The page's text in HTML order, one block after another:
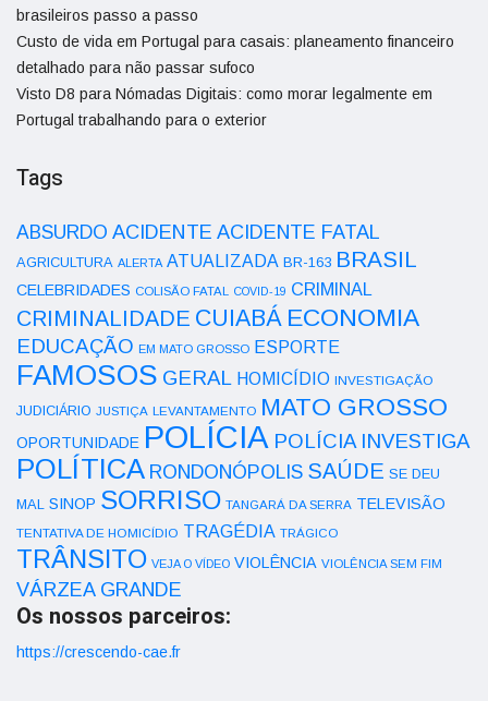
brasileiros passo a passo
Custo de vida em Portugal para casais: planeamento financeiro
detalhado para não passar sufoco
Visto D8 para Nómadas Digitais: como morar legalmente em
Portugal trabalhando para o exterior
Tags
ABSURDO ACIDENTE ACIDENTE FATAL
AGRICULTURA ALERTA ATUALIZADA BR-163 BRASIL
CELEBRIDADES COLISÃO FATAL COVID-19 CRIMINAL
CRIMINALIDADE CUIABÁ ECONOMIA
EDUCAÇÃO EM MATO GROSSO ESPORTE
FAMOSOS GERAL HOMICÍDIO INVESTIGAÇÃO
JUDICIÁRIO JUSTIÇA LEVANTAMENTO MATO GROSSO
OPORTUNIDADE POLÍCIA POLÍCIA INVESTIGA
POLÍTICA RONDONÓPOLIS SAÚDE SE DEU
MAL SINOP SORRISO TANGARÁ DA SERRA TELEVISÃO
TENTATIVA DE HOMICÍDIO TRAGÉDIA TRÁGICO
TRÂNSITO VEJA O VÍDEO VIOLÊNCIA VIOLÊNCIA SEM FIM
VÁRZEA GRANDE
Os nossos parceiros:
https://crescendo-cae.fr